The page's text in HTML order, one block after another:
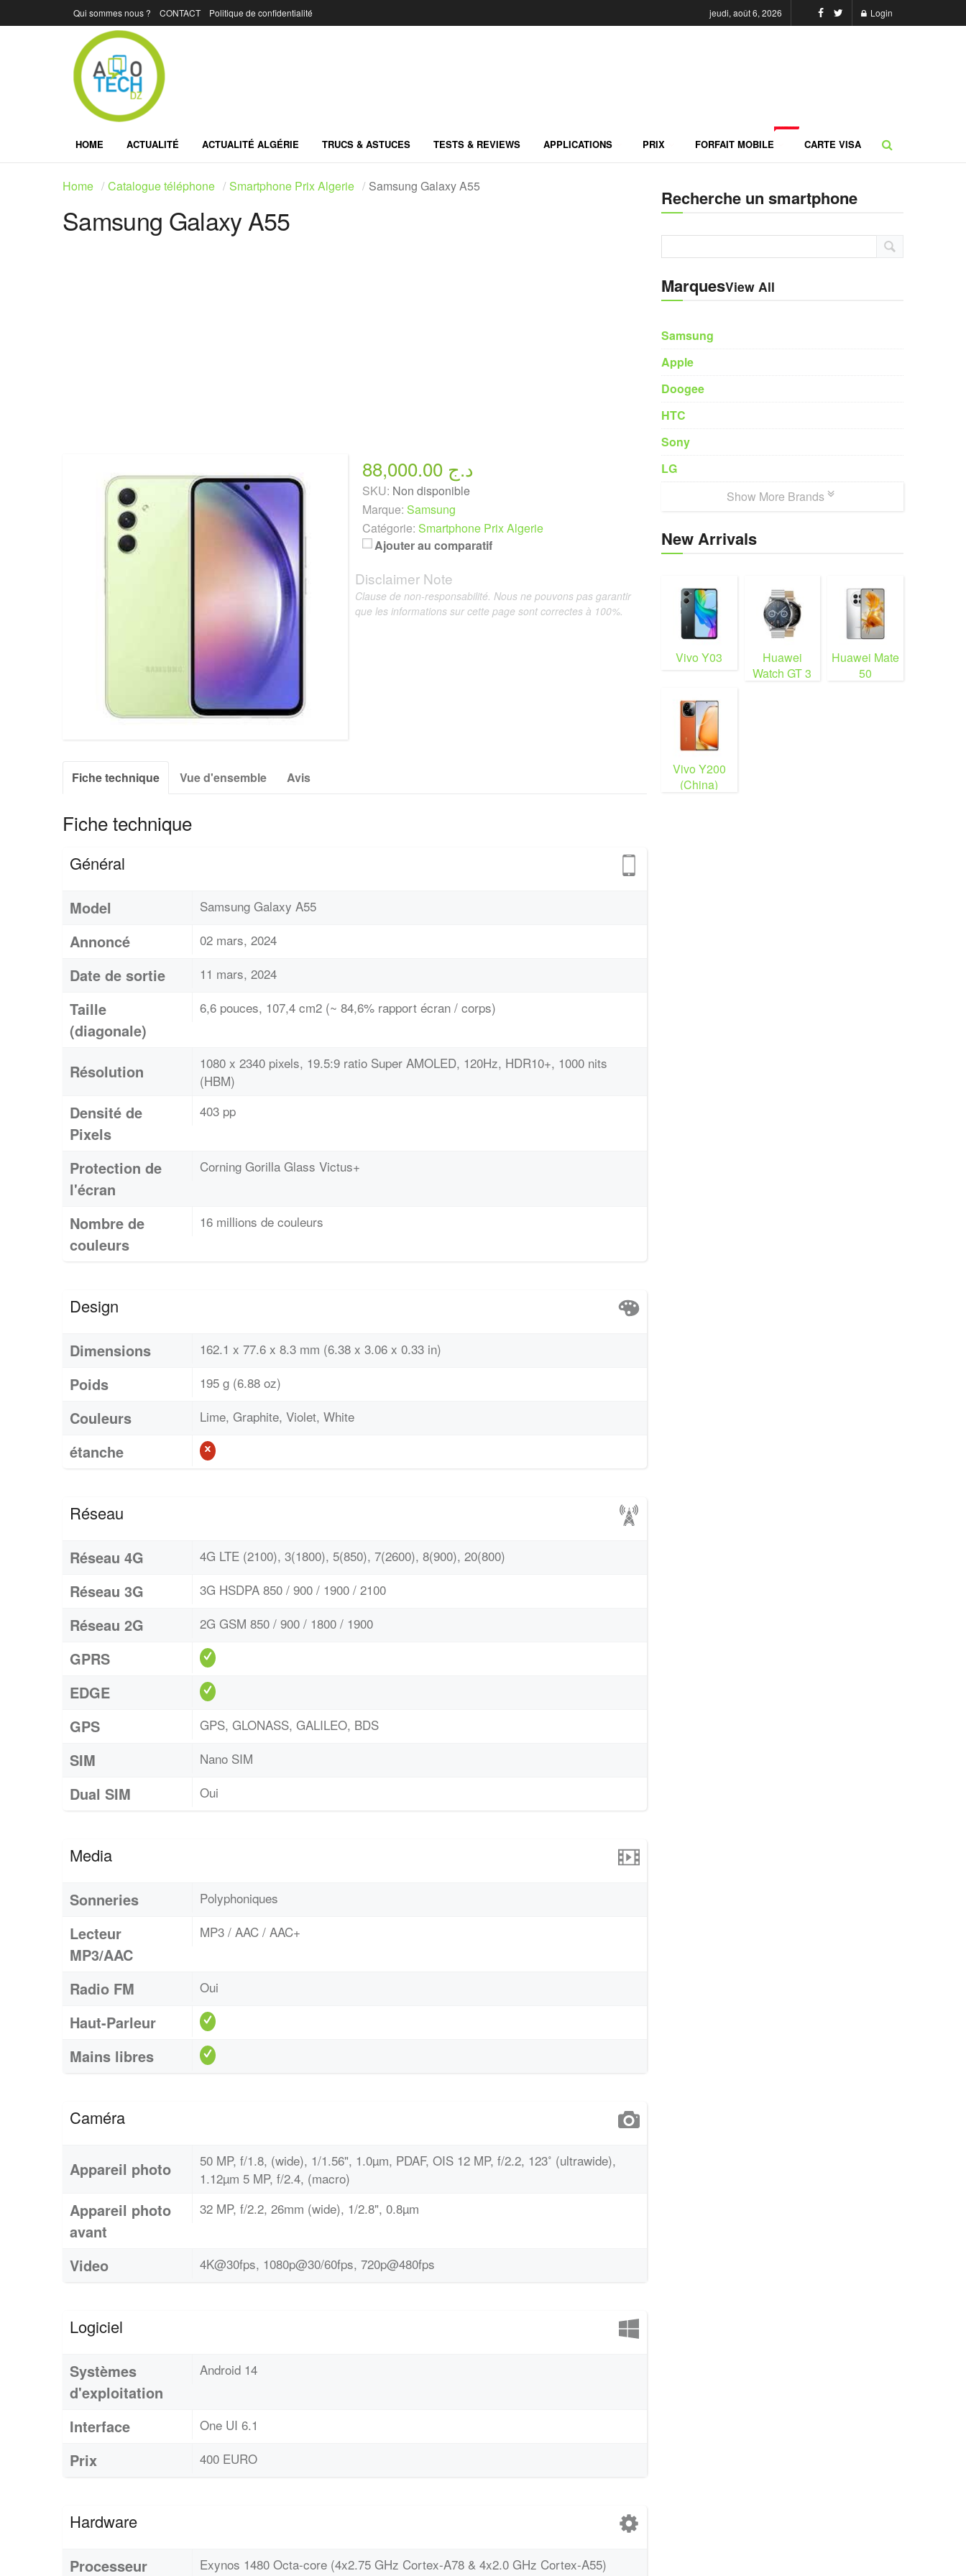
Qui sommes nous ? CONTACT Politique de confidentialité jeudi, août 6, 2026 Login
HOME ACTUALITÉ ACTUALITÉ ALGÉRIE TRUCS & ASTUCES TESTS & REVIEWS APPLICATIONS PRIX FORFAIT MOBILE CARTE VISA
Home Catalogue téléphone Smartphone Prix Algerie Samsung Galaxy A55
Samsung Galaxy A55
88,000.00 د.ج
SKU: Non disponible
Marque: Samsung
Catégorie: Smartphone Prix Algerie
Ajouter au comparatif
Fiche technique Vue d'ensemble Avis
Fiche technique
Général
Model Samsung Galaxy A55
Annoncé 02 mars, 2024
Date de sortie 11 mars, 2024
Taille
(diagonale)
6,6 pouces, 107,4 cm2 (~ 84,6% rapport écran / corps)
Résolution
1080 x 2340 pixels, 19.5:9 ratio Super AMOLED, 120Hz, HDR10+, 1000 nits
(HBM)
Densité de
Pixels
403 pp
Protection de
l'écran
Corning Gorilla Glass Victus+
Nombre de
couleurs
16 millions de couleurs
Design
Dimensions 162.1 x 77.6 x 8.3 mm (6.38 x 3.06 x 0.33 in)
Poids 195 g (6.88 oz)
Couleurs Lime, Graphite, Violet, White
étanche
Réseau
Réseau 4G 4G LTE (2100), 3(1800), 5(850), 7(2600), 8(900), 20(800)
Réseau 3G 3G HSDPA 850 / 900 / 1900 / 2100
Réseau 2G 2G GSM 850 / 900 / 1800 / 1900
GPRS
EDGE
GPS
GPS, GLONASS, GALILEO, BDS
SIM Nano SIM
Dual SIM Oui
Media
Sonneries Polyphoniques
Lecteur
MP3/AAC
MP3 / AAC / AAC+
Radio FM Oui
Haut-Parleur
Mains libres
Caméra
Appareil photo
50 MP, f/1.8, (wide), 1/1.56", 1.0µm, PDAF, OIS 12 MP, f/2.2, 123˚ (ultrawide),
1.12µm 5 MP, f/2.4, (macro)
Appareil photo
avant
32 MP, f/2.2, 26mm (wide), 1/2.8", 0.8µm
Video 4K@30fps, 1080p@30/60fps, 720p@480fps
Logiciel
Systèmes
d'exploitation
Android 14
Interface One UI 6.1
Prix 400 EURO
Hardware
Processeur Exynos 1480 Octa-core (4x2.75 GHz Cortex-A78 & 4x2.0 GHz Cortex-A55)
Disclaimer Note
Clause de non-responsabilité. Nous ne pouvons pas garantir
que les informations sur cette page sont correctes à 100%.
Recherche un smartphone
MarquesView All
Samsung
Apple
Doogee
HTC
Sony
LG
Show More Brands
New Arrivals
Vivo Y03
Huawei
Watch GT 3
Huawei Mate
50
Vivo Y200
(China)